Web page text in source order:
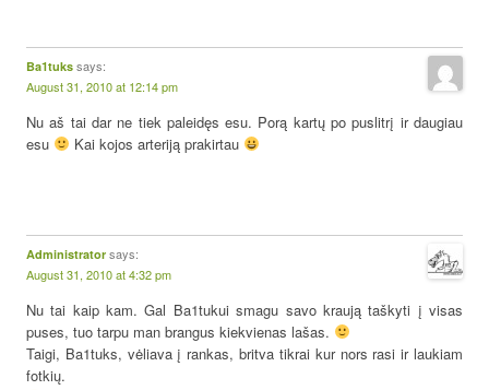
Ba1tuks says:
August 31, 2010 at 12:14 pm
Nu aš tai dar ne tiek paleidęs esu. Porą kartų po puslitrį ir daugiau
esu
Kai kojos arteriją prakirtau
Administrator says:
August 31, 2010 at 4:32 pm
Nu tai kaip kam. Gal Ba1tukui smagu savo kraują taškyti į visas
puses, tuo tarpu man brangus kiekvienas lašas.
Taigi, Ba1tuks, vėliava į rankas, britva tikrai kur nors rasi ir laukiam
fotkių.